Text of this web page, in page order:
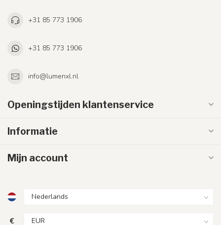
+31 85 773 1906
+31 85 773 1906
info@lumenxl.nl
Openingstijden klantenservice
Informatie
Mijn account
€